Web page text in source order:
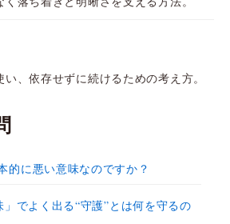
、依存せずに続けるための考え方。
的に悪い意味なのですか？
でよく出る“守護”とは何を守るの